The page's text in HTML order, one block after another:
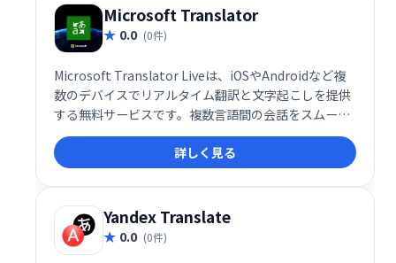
Microsoft Translator
0.0 (0件)
Microsoft Translator Liveは、iOSやAndroidなど複
数のデバイスでリアルタイム翻訳と文字起こしを提供
する無料サービスです。複数言語間の会話をスムーズ
に翻訳し、コミュニケーションの壁を取り除きます。
手軽に利用できる便利な翻訳ツールとして、ビジネス
や旅行など様々な場面で活躍します。
詳しく見る
Yandex Translate
0.0 (0件)